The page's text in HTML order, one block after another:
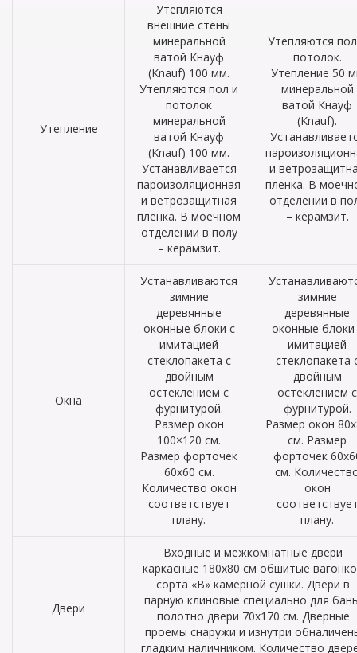
Утепление
Утепляются
внешние стены
минеральной
ватой Кнауф
(Knauf) 100 мм.
Утепляются пол и
потолок
минеральной
ватой Кнауф
(Knauf) 100 мм.
Устанавливается
пароизоляционная
и ветрозащитная
пленка. В моечном
отделении в полу
– керамзит.
Утепляются
потолок.
Утепление 50
минеральной
ватой Кнауф
(Knauf).
и
пленка. В
отделении в
– керамзит.
Окна
Устанавливаются
зимние
деревянные
оконные блоки с
имитацией
стеклопакета с
двойным
остеклением с
фурнитурой.
Размер окон
100×120 см.
Размер форточек
60х60 см.
Количество окон
соответствует
плану.
зимние
деревянные
оконные блоки
имитацией
стеклопакета
двойным
остеклением с
фурнитурой.
Размер окон
см. Размер
форточек
см.
окон
плану.
Двери
Входные и межкомнатные двери
каркасные 180х80 см обшитые
сорта «В» камерной сушки. Двери в
парную клиновые специально для
полотно двери 70х170 см. Дверные
проемы снаружи и изнутри
гладким наличником. Количество